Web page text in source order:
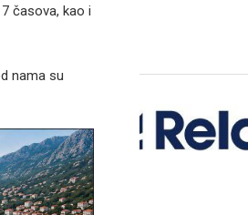
časova, kao i
nama su